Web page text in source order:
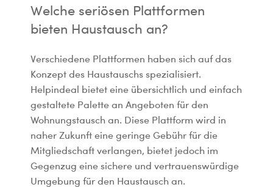
Welche seriösen Plattformen
bieten Haustausch an?
Verschiedene Plattformen haben sich auf das
Konzept des Haustauschs spezialisiert.
Helpindeal bietet eine übersichtlich und einfach
gestaltete Palette an Angeboten für den
Wohnungstausch an. Diese Plattform wird in
naher Zukunft eine geringe Gebühr für die
Mitgliedschaft verlangen, bietet jedoch im
Gegenzug eine sichere und vertrauenswürdige
Umgebung für den Haustausch an.